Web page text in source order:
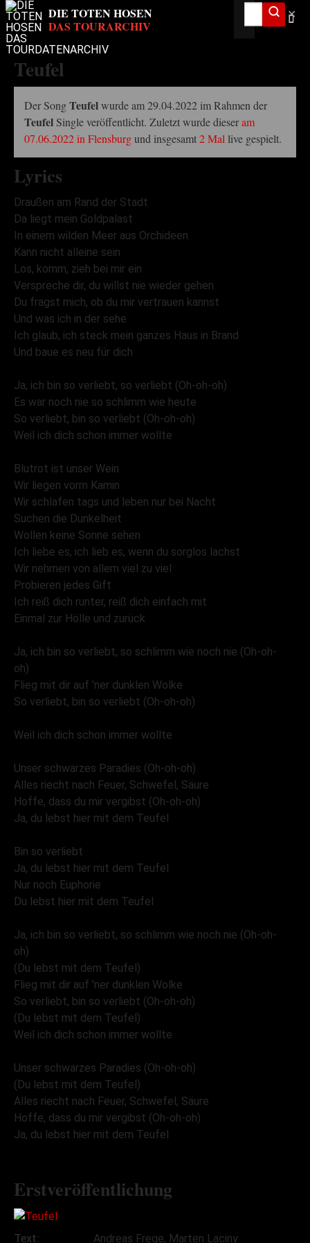
✕
Teufel
Der SongTeufelwurde am 29.04.2022 im Rahmen der
TeufelSingle veröffentlicht. Zuletzt wurde dieseram
07.06.2022 in Flensburgund insgesamt2 Mal live gespielt.
Lyrics
Draußen am Rand der Stadt
Da liegt mein Goldpalast
In einem wilden Meer aus Orchideen
Kann nicht alleine sein
Los, komm, zieh bei mir ein
Verspreche dir, du willst nie wieder gehen
Du fragst mich, ob du mir vertrauen kannst
Und was ich in der sehe
Ich glaub, ich steck mein ganzes Haus in Brand
Und baue es neu für dich
Ja, ich bin so verliebt, so verliebt (Oh-oh-oh)
Es war noch nie so schlimm wie heute
So verliebt, bin so verliebt (Oh-oh-oh)
Weil ich dich schon immer wollte
Blutrot ist unser Wein
Wir liegen vorm Kamin
Wir schlafen tags und leben nur bei Nacht
Suchen die Dunkelheit
Wollen keine Sonne sehen
Ich liebe es, ich lieb es, wenn du sorglos lachst
Wir nehmen von allem viel zu viel
Probieren jedes Gift
Ich reiß dich runter, reiß dich einfach mit
Einmal zur Hölle und zurück
Ja, ich bin so verliebt, so schlimm wie noch nie (Oh-oh-
oh)
Flieg mit dir auf 'ner dunklen Wolke
So verliebt, bin so verliebt (Oh-oh-oh)
Weil ich dich schon immer wollte
Unser schwarzes Paradies (Oh-oh-oh)
Alles riecht nach Feuer, Schwefel, Säure
Hoffe, dass du mir vergibst (Oh-oh-oh)
Ja, du lebst hier mit dem Teufel
Bin so verliebt
Ja, du lebst hier mit dem Teufel
Nur noch Euphorie
Du lebst hier mit dem Teufel
Ja, ich bin so verliebt, so schlimm wie noch nie (Oh-oh-
oh)
(Du lebst mit dem Teufel)
Flieg mit dir auf 'ner dunklen Wolke
So verliebt, bin so verliebt (Oh-oh-oh)
(Du lebst mit dem Teufel)
Weil ich dich schon immer wollte
Unser schwarzes Paradies (Oh-oh-oh)
(Du lebst mit dem Teufel)
Alles riecht nach Feuer, Schwefel, Säure
Hoffe, dass du mir vergibst (Oh-oh-oh)
Ja, du lebst hier mit dem Teufel
Erstveröffentlichung
Text: Andreas Frege, Marten Laciny